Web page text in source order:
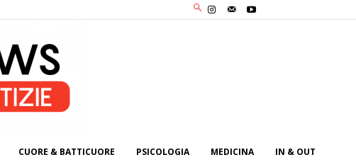
CUORE & BATTICUORE PSICOLOGIA MEDICINA IN & OUT